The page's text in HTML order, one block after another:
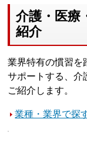
介護・医療
紹介
業界特有の慣習を
サポートする、介
ご紹介します。
業種・業界で探